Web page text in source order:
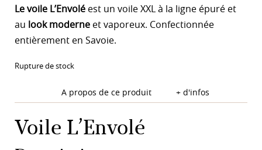
Le voile L’Envolé est un voile XXL à la ligne épuré et
au
look moderne et vaporeux. Confectionnée
entièrement en Savoie.
Rupture de stock
A propos de ce produit + d'infos
Voile L’Envolé